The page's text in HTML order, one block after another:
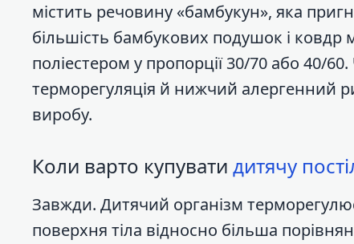
містить речовину «бамбукун», яка
більшість бамбукових подушок і ковдр
поліестером у пропорції 30/70 або
терморегуляція й нижчий алергенний
виробу.
Коли варто купувати дитячу
Завжди. Дитячий організм
поверхня тіла відносно більша